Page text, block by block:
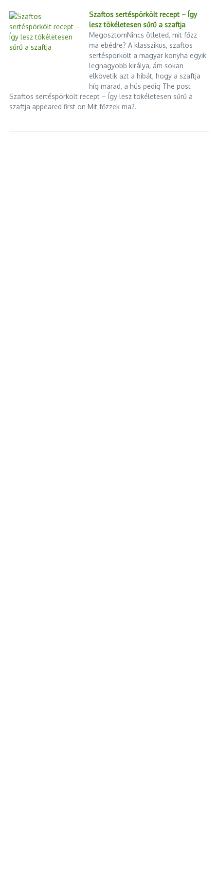
Szaftos sertéspörkölt recept – Így
lesz tökéletesen sűrű a szaftja
MegosztomNincs ötleted, mit főzz
ma ebédre? A klasszikus, szaftos
sertéspörkölt a magyar konyha egyik
legnagyobb királya, ám sokan
elkövetik azt a hibát, hogy a szaftja
híg marad, a hús pedig The post
Szaftos sertéspörkölt recept – Így lesz tökéletesen sűrű a
szaftja appeared first on Mit főzzek ma?.